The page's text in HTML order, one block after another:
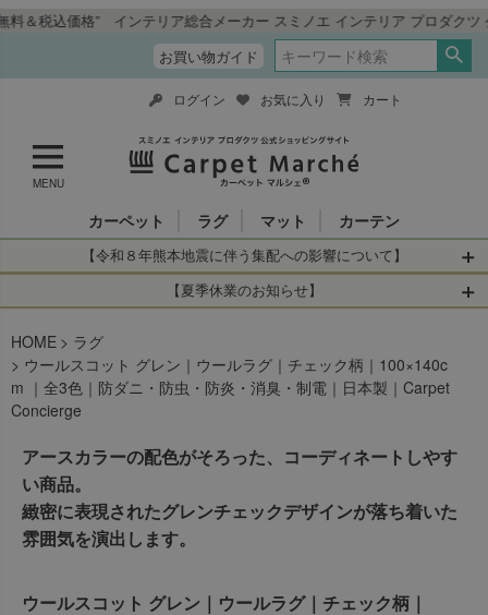
” インテリア総合メーカー スミノエ インテリア プロダクツ 公式ショッ
お買い物ガイド
MENU
ログイン お気に入り カート
カーペット ラグ マット カーテン
【令和８年熊本地震に伴う集配への影響について】
令和8年熊本地震により、お亡くなりになられた方々に深く
お見舞い申し上げます。 この地震の影響により、現在、一
部地域を発着するお荷物のお届けに遅れが生じておりま
す。
・全国から九州あてのお荷物
・九州から全国あてのお荷物
なお、今後の被害状況や交通規制などにより、対象地域や
サービスへの影響が変更となる場合がございます。
りますようお願い申し上げます。
【夏季休業のお知らせ】
当店は は2026年8月11日(火)～2026年8月16日(日)
を休業とさせて頂きます。
休業中のご注文に関しては自動返信メールは届きますが、
当店からの注文確認メールの送信、当店へのお問い合わせ
へのご返答ができかねます。 休業明けから順次送信させて
いただきますのでよろしくお願いいたします。
出荷センターも休業となりますため、休業期間中のご注文
商品の出荷は2026年8月18日(火)
HOME
ラグ
ウールスコット グレン｜ウールラグ｜チェック柄｜100×140c
m ｜全3色｜防ダニ・防虫・防炎・消臭・制電｜日本製｜Carpet
Concierge
アースカラーの配色がそろった、コーディネートしやす
い商品。
緻密に表現されたグレンチェックデザインが落ち着いた
雰囲気を演出します。
ウールスコット グレン｜ウールラグ｜チェック柄｜